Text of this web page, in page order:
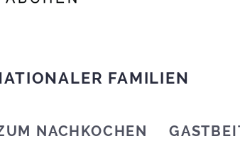
FAMILIEN
NACHKOCHEN